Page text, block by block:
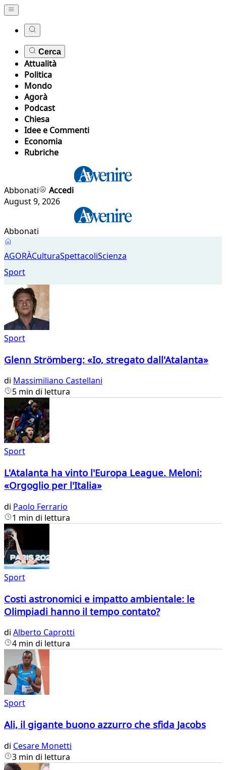
Cerca
Attualità
Politica
Mondo
Agorà
Podcast
Chiesa
Idee e Commenti
Economia
Rubriche
Abbonati
Accedi
August 9, 2026
Abbonati
Sport
AGORÀCulturaSpettacoliScienza
Sport
Sport
Glenn Strömberg: «Io, stregato dall'Atalanta»
di Massimiliano Castellani
5 min di lettura
Sport
L'Atalanta ha vinto l'Europa League. Meloni:
«Orgoglio per l'Italia»
di Paolo Ferrario
1 min di lettura
Sport
Costi astronomici e impatto ambientale: le
Olimpiadi hanno il tempo contato?
di Alberto Caprotti
4 min di lettura
Sport
Ali, il gigante buono azzurro che sfida Jacobs
di Cesare Monetti
3 min di lettura